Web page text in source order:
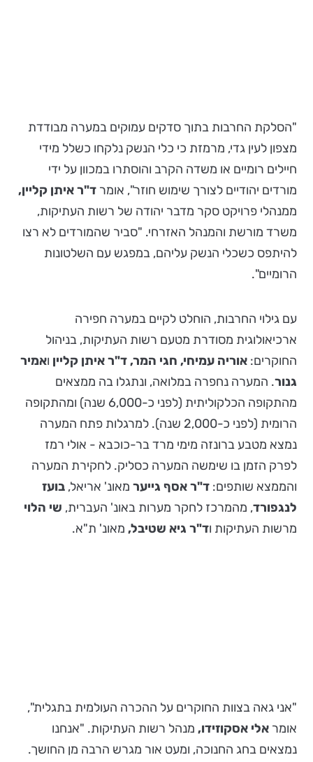
"הסלקת החרבות בתוך סדקים עמוקים במערה מבודדת
מצפון לעין גדי, מרמזת כי כלי הנשק נלקחו כשלל מידי
חיילים רומיים או משדה הקרב והוסתרו במכוון על ידי
מורדים יהודיים לצורך שימוש חוזר", אומר ד"ר איתן קליין,
ממנהלי פרויקט סקר מדבר יהודה של רשות העתיקות,
משרד מורשת והמנהל האזרחי. "סביר שהמורדים לא רצו
להיתפס כשכלי הנשק עליהם, במפגש עם השלטונות
הרומיים".
עם גילוי החרבות, הוחלט לקיים במערה חפירה
ארכיאולוגית מסודרת מטעם רשות העתיקות, בניהול
החוקרים: אוריה עמיחי, חגי המר, ד"ר איתן קליין ואמיר
גנור. המערה נחפרה במלואה, ונתגלו בה ממצאים
מהתקופה הכלקוליתית (לפני כ-6,000 שנה) ומהתקופה
הרומית (לפני כ-2,000 שנה). למרגלות פתח המערה
נמצא מטבע ברונזה מימי מרד בר-כוכבא - אולי רמז
לפרק הזמן בו שימשה המערה כסליק. לחקירת המערה
והממצא שותפים: ד"ר אסף גייער מאונ' אריאל, בועז
לנגפורד, מהמרכז לחקר מערות באונ' העברית, שי הלוי
מרשות העתיקות וד"ר גיא שטיבל, מאונ' ת"א.
"אני גאה בצוות החוקרים על ההכרה העולמית בתגלית",
אומר אלי אסקוזידו, מנהל רשות העתיקות. "אנחנו
נמצאים בחג החנוכה, ומעט אור מגרש הרבה מן החושך.